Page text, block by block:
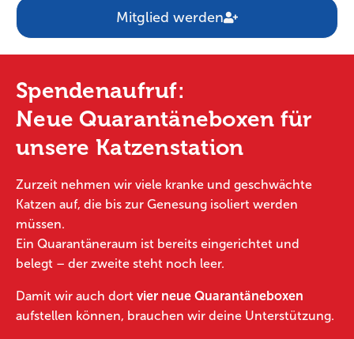
Mitglied werden
Spendenaufruf:
Neue Quarantäneboxen für
unsere Katzenstation
Zurzeit nehmen wir viele kranke und geschwächte
Katzen auf, die bis zur Genesung isoliert werden
müssen.
Ein Quarantäneraum ist bereits eingerichtet und
belegt – der zweite steht noch leer.
Damit wir auch dort vier neue Quarantäneboxen
aufstellen können, brauchen wir deine Unterstützung.